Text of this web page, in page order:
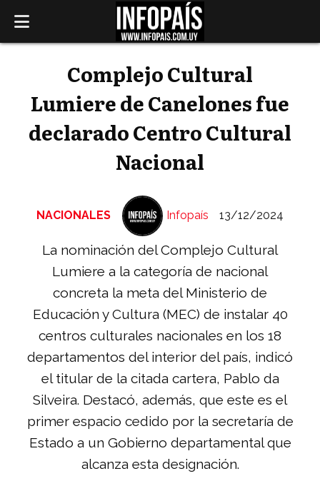
Complejo Cultural
Lumiere de Canelones fue
declarado Centro Cultural
Nacional
La nominación del Complejo Cultural
Lumiere a la categoría de nacional
concreta la meta del Ministerio de
Educación y Cultura (MEC) de instalar 40
centros culturales nacionales en los 18
departamentos del interior del país, indicó
el titular de la citada cartera, Pablo da
Silveira. Destacó, además, que este es el
primer espacio cedido por la secretaría de
Estado a un Gobierno departamental que
alcanza esta designación.
NACIONALES 13/12/2024
Infopaís